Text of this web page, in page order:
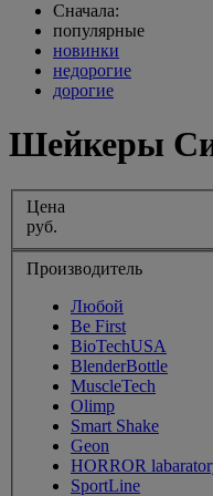
Сначала:
популярные
новинки
недорогие
дорогие
Шейкеры
Цена
руб.
Производитель
Любой
Be First
BioTechUSA
BlenderBottle
MuscleTech
Olimp
Smart Shake
Geon
HORROR
SportLine